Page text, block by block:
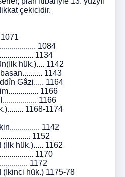
çekicidir.
1084
1134
hük.).... 1142
1143
Gâzi..... 1164
1166
1166
1168-1174
1142
1152
(İlk hük.)..... 1162
1170
1172
(İkinci hük.) 1175-78